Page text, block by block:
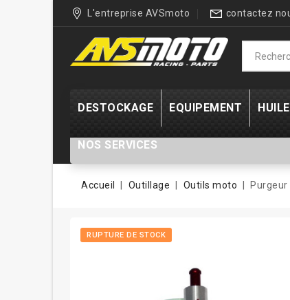
L'entreprise AVSmoto contactez
DESTOCKAGE EQUIPEMENT
NOS SERVICES
Accueil Outillage Outils moto
RUPTURE DE STOCK